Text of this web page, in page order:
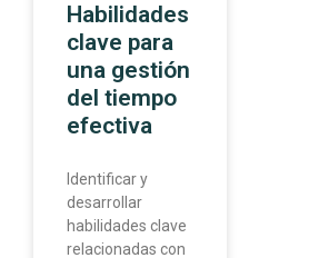
Habilidades
clave para
una gestión
del tiempo
efectiva
Identificar y
desarrollar
habilidades clave
relacionadas con